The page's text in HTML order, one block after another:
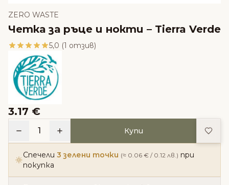
ZERO WASTE
Четка за ръце и нокти – Tierra Verde
5,0 (1 отзив)
3.17 €
1 Купи
Спечели 3 зелени точки (≈ 0.06 € / 0.12 лв.) при
покупка